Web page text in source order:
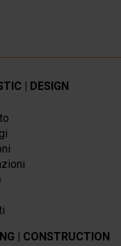
| DESIGN
| CONSTRUCTION